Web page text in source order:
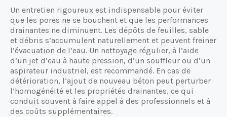
Un entretien rigoureux est indispensable pour éviter
que les pores ne se bouchent et que les performances
drainantes ne diminuent. Les dépôts de feuilles, sable
et débris s’accumulent naturellement et peuvent freiner
l’évacuation de l’eau. Un nettoyage régulier, à l’aide
d’un jet d’eau à haute pression, d’un souffleur ou d’un
aspirateur industriel, est recommandé. En cas de
détérioration, l’ajout de nouveau béton peut perturber
l’homogénéité et les propriétés drainantes, ce qui
conduit souvent à faire appel à des professionnels et à
des coûts supplémentaires.